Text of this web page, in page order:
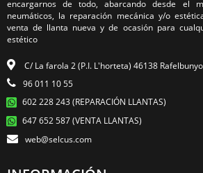
encargarnos de todo, abarcando desde el
neumáticos, la reparación mecánica y/o
venta de llanta nueva y de ocasión para
estético
C/ La farola 2 (P.I. L'horteta) 46138
96 011 10 55
602 228 243 (REPARACIÓN LLANTAS)
647 652 587 (VENTA LLANTAS)
web@selcus.com